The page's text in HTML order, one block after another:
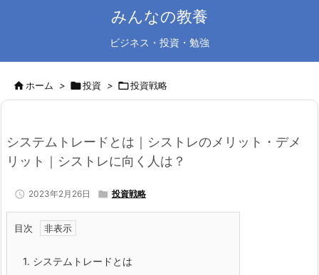
みんなの教養
ビジネス・投資・勉強
ホーム > 投資 > 投資戦略
システムトレードとは｜シストレのメリット・デメ
リット｜シストレに向く人は？
 2023年2月26日  投資戦略
目次
1. システムトレードとは